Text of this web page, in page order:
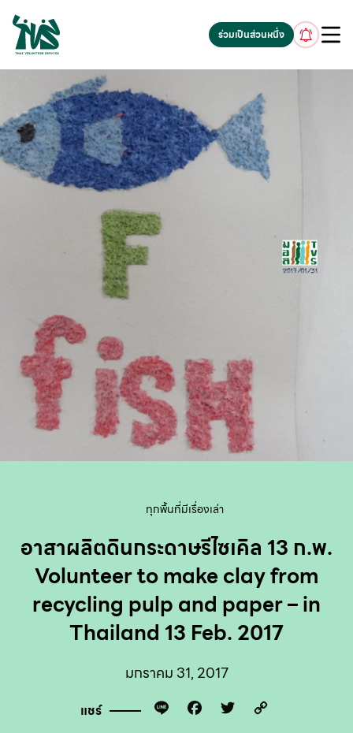
gv-5iuoxpem74qfjw.dv.googlehosted.com
ร่วมเป็นส่วนหนึ่ง
ทุกพื้นที่มีเรื่องเล่า
อาสาผลิตดินกระดาษรีไซเคิล 13 ก.พ.
Volunteer to make clay from
recycling pulp and paper – in
Thailand 13 Feb. 2017
มกราคม 31, 2017
แชร์ Line Facebook
Twitter